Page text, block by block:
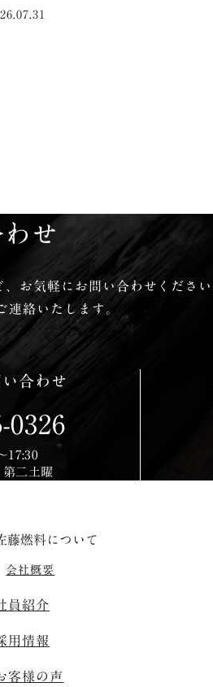
せ
お気軽にお問い合わせください
連絡いたします。
合わせ
0326
17:30
二土曜
藤燃料について
会社概要
員紹介
用情報
客様の声